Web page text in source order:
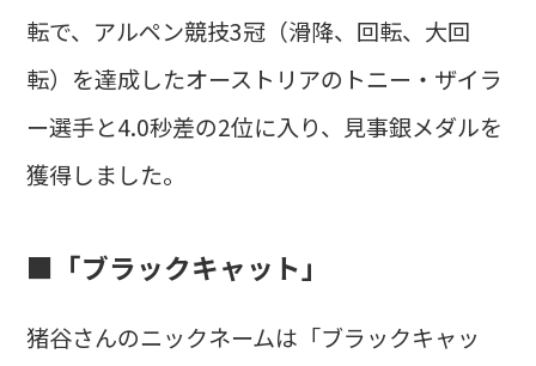
転で、アルペン競技3冠（滑降、回転、大回
転）を達成したオーストリアのトニー・ザイラ
ー選手と4.0秒差の2位に入り、見事銀メダルを
獲得しました。
■「ブラックキャット」
猪谷さんのニックネームは「ブラックキャッ